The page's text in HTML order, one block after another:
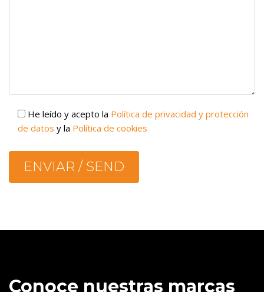
He leído y acepto la Política de privacidad y protección
de datos y la Política de cookies
Conoce nuestras marcas